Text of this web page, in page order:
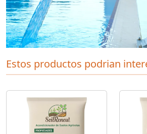
Estos productos podrian